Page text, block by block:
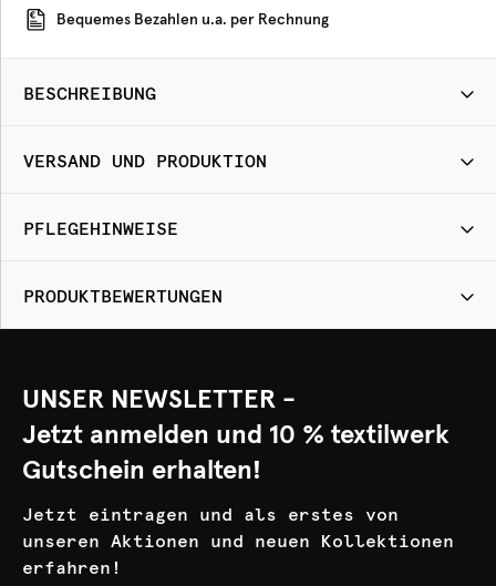
Bequemes Bezahlen u.a. per Rechnung
BESCHREIBUNG
VERSAND UND PRODUKTION
PFLEGEHINWEISE
PRODUKTBEWERTUNGEN
UNSER NEWSLETTER -
Jetzt anmelden und 10 % textilwerk
Gutschein erhalten!
Jetzt eintragen und als erstes von
unseren Aktionen und neuen Kollektionen
erfahren!